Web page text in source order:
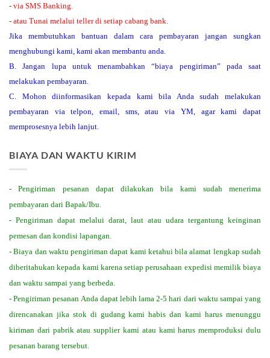
- via SMS Banking.
- atau Tunai melalui teller di setiap cabang bank.
Jika membutuhkan bantuan dalam cara pembayaran jangan sungkan
menghubungi kami, kami akan membantu anda.
B. Jangan lupa untuk menambahkan “biaya pengiriman” pada saat
melakukan pembayaran.
C. Mohon diinformasikan kepada kami bila Anda sudah melakukan
pembayaran via telpon, email, sms, atau via YM, agar kami dapat
memprosesnya lebih lanjut.
BIAYA DAN WAKTU KIRIM
- Pengiriman pesanan dapat dilakukan bila kami sudah menerima
pembayaran dari Bapak/Ibu.
- Pengiriman dapat melalui darat, laut atau udara tergantung keinginan
pemesan dan kondisi lapangan.
- Biaya dan waktu pengiriman dapat kami ketahui bila alamat lengkap sudah
diberitahukan kepada kami karena setiap perusahaan expedisi memilik biaya
dan waktu sampai yang berbeda.
- Pengiriman pesanan Anda dapat lebih lama 2-5 hari dari waktu sampai yang
direncanakan jika stok di gudang kami habis dan kami harus menunggu
kiriman dari pabrik atau supplier kami atau kami harus memproduksi dulu
pesanan barang tersebut.